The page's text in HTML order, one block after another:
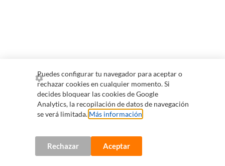
Puedes configurar tu navegador para aceptar o
rechazar cookies en cualquier momento. Si
decides bloquear las cookies de Google
Analytics, la recopilación de datos de navegación
se verá limitada. Más información
Rechazar Aceptar